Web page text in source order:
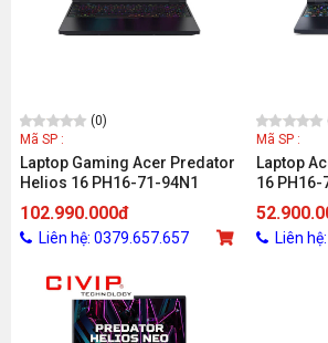
(0)
Mã SP :
Laptop Gaming Acer Predator
Helios 16 PH16-71-94N1
NH.QJSSV.002 (i9-13900HX,
RTX 4080 12GB, Ram 32GB
DDR5, SSD 2TB, 16 Inch IPS
102.990.000đ
Liên hệ: 0379.657.657
Mã SP :
Laptop
16 PH16-
13700HX
16inch
Liên